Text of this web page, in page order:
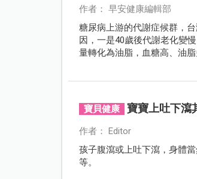
作者： 早安健康編輯部
糖尿病上游的代謝症候群，
因，一是40歲後代謝老化變
量轉化為油脂，血糖高、油
寶貝健康 寶寶上吐下瀉
作者： Editor
孩子腹瀉或上吐下瀉，身體
等。